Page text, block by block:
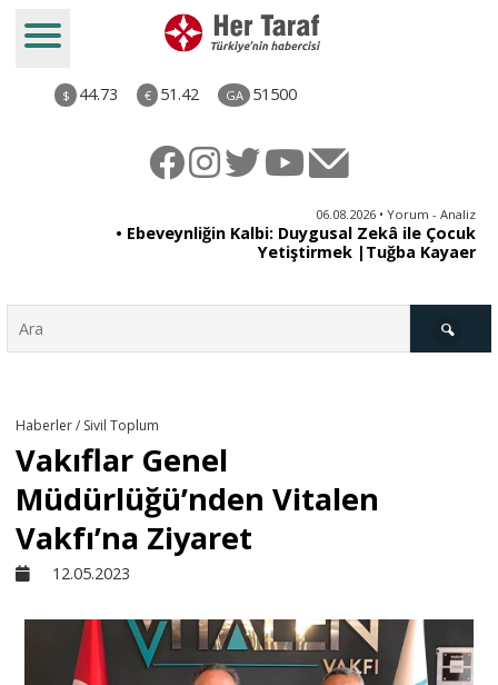
$ 44.73 € 51.42 GA 51500
06.08.2026 • Yorum - Analiz
• Ebeveynliğin Kalbi: Duygusal Zekâ ile Çocuk
Yetiştirmek |Tuğba Kayaer
Derkenar
Sivil Toplum
Kültür - Sanat
Haberler / Sivil Toplum
Vakıflar Genel
Müdürlüğü’nden Vitalen
Vakfı’na Ziyaret
12.05.2023